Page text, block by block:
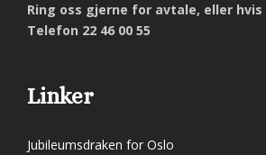
Ring oss gjerne for avtale, eller hvis
Telefon 22 46 00 55
Linker
Jubileumsdraken for Oslo